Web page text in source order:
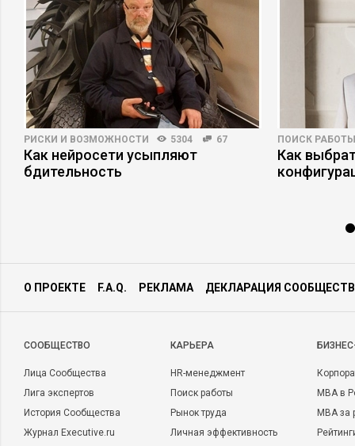
РИСКИ И ВОЗМОЖНОСТИ 5304 67
Как нейросети усыпляют
бдительность
ПОИСК РАБОТЫ
Как
О ПРОЕКТЕ F.A.Q. РЕКЛАМА ДЕКЛАРАЦИЯ
CООБЩЕСТВО
Лица Сообщества
Лига экспертов
История Сообщества
Журнал Executive.ru
КАРЬЕРА
HR-менеджмент
Поиск работы
Рынок труда
Личная эффективность
MBA в
MBA